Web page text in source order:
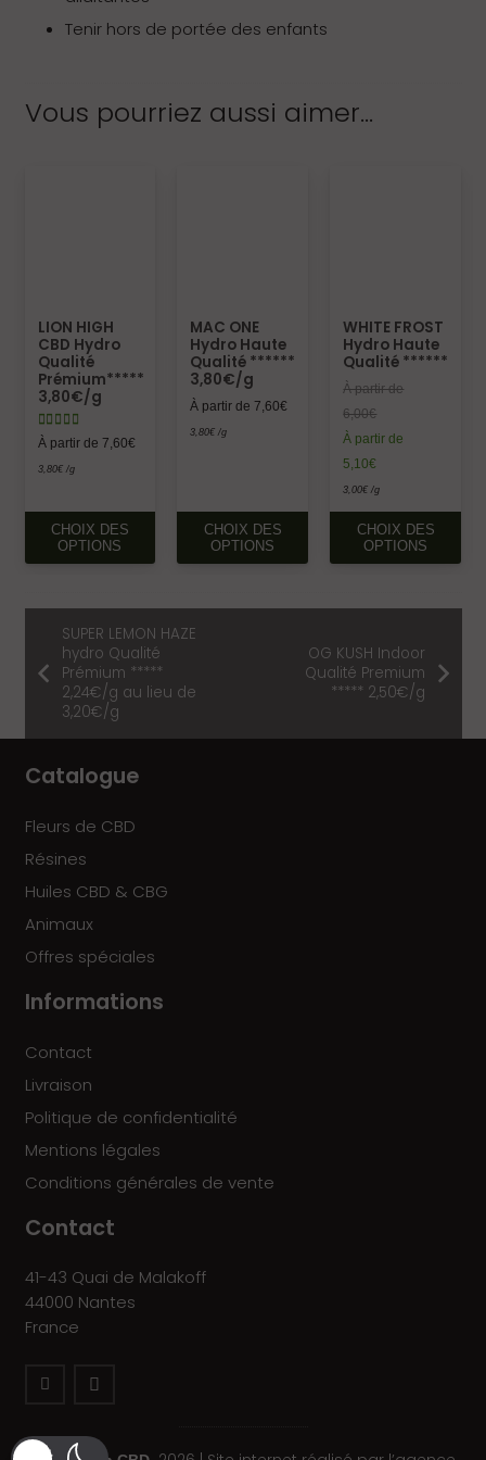
Tenir hors de portée des enfants
Vous pourriez aussi aimer…
LION HIGH
CBD Hydro
Qualité
Prémium*****
3,80€/g
Note4.57sur 5
À partir de 7,60€
3,80€ /g
CHOIX DES
OPTIONS
PRODUIT
LES
OPTIONS
PEUVENT
MAC ONE
Hydro Haute
Qualité ******
3,80€/g
À partir de7,60€
3,80€ /g
CHOIX DES
OPTIONS
PRODUIT
LES
OPTIONS
PEUVENT
WHITE FROST
Hydro Haute
Qualité ******
À partir de
6,00€
À partir de
5,10€
3,00€ /g
CHOIX DES
OPTIONS
SUPER LEMON HAZE
hydro Qualité
Prémium *****
2,24€/g au lieu de
3,20€/g
OG KUSH Indoor
Qualité Premium
***** 2,50€/g
Catalogue
Fleurs de CBD
Résines
Huiles CBD & CBG
Animaux
Offres spéciales
Informations
Contact
Livraison
Politique de confidentialité
Mentions légales
Conditions générales de vente
Contact
41-43 Quai de Malakoff
44000 Nantes
France